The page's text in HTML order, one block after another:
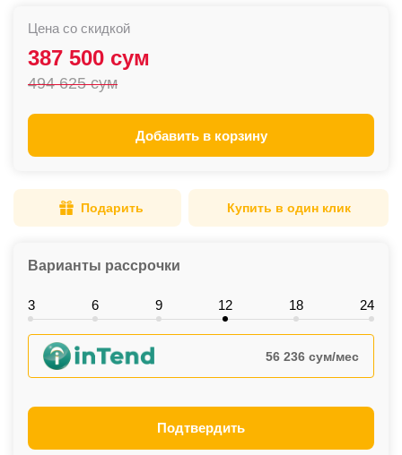
Цена со скидкой
387 500 сум
494 625 сум
Добавить в корзину
Подарить Купить в один клик
Варианты рассрочки
3 6 9 12 18 24
56 236 сум/мес
Подтвердить